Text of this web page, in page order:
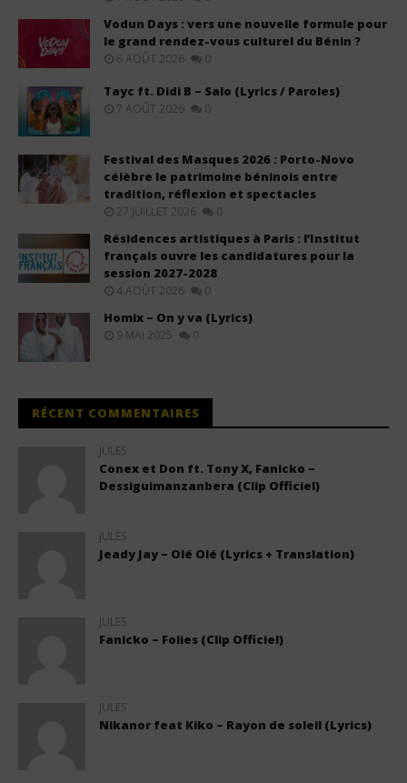
Vodun Days : vers une nouvelle formule pour
le grand rendez-vous culturel du Bénin ?
6 AOÛT 2026 0
Tayc ft. Didi B – Salo (Lyrics / Paroles)
7 AOÛT 2026 0
Festival des Masques 2026 : Porto-Novo
célèbre le patrimoine béninois entre
tradition, réflexion et spectacles
27 JUILLET 2026 0
Résidences artistiques à Paris : l’Institut
français ouvre les candidatures pour la
session 2027-2028
4 AOÛT 2026 0
Homix – On y va (Lyrics)
9 MAI 2025 0
RÉCENT COMMENTAIRES
JULES
Conex et Don ft. Tony X, Fanicko –
Dessiguimanzanbera (Clip Officiel)
JULES
Jeady Jay – Olé Olé (Lyrics + Translation)
JULES
Fanicko – Folies (Clip Officiel)
JULES
Nikanor feat Kiko – Rayon de soleil (Lyrics)